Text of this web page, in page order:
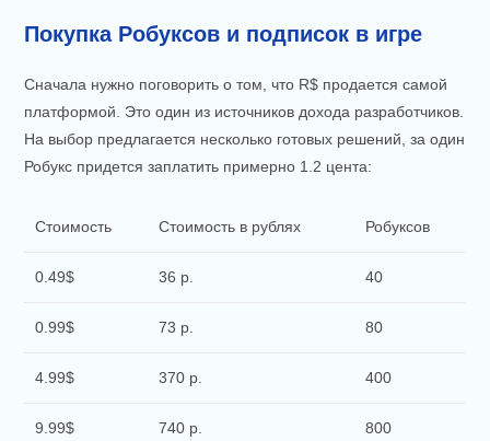
Покупка Робуксов и подписок в игре
Сначала нужно поговорить о том, что R$ продается самой
платформой. Это один из источников дохода разработчиков.
На выбор предлагается несколько готовых решений, за один
Робукс придется заплатить примерно 1.2 цента:
Стоимость Стоимость в рублях Робуксов
0.49$ 36 р. 40
0.99$ 73 р. 80
4.99$ 370 р. 400
9.99$ 740 р. 800